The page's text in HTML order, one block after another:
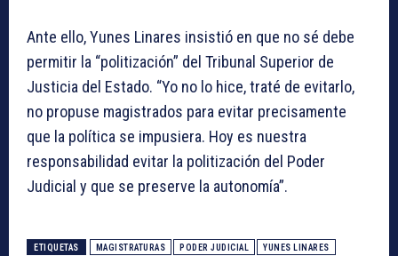
Ante ello, Yunes Linares insistió en que no sé debe
permitir la “politización” del Tribunal Superior de
Justicia del Estado. “Yo no lo hice, traté de evitarlo,
no propuse magistrados para evitar precisamente
que la política se impusiera. Hoy es nuestra
responsabilidad evitar la politización del Poder
Judicial y que se preserve la autonomía”.
ETIQUETAS MAGISTRATURAS PODER JUDICIAL YUNES LINARES